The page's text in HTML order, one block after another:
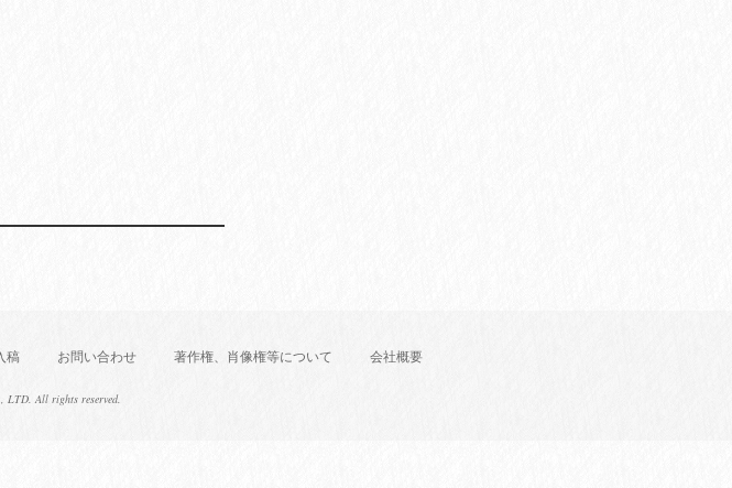
稿 お問い合わせ 著作権、肖像権等について 会社概要
LTD. All rights reserved.